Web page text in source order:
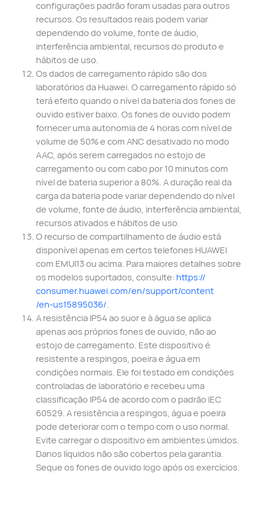
configurações padrão foram usadas para outros
recursos. Os resultados reais podem variar
dependendo do volume, fonte de áudio,
interferência ambiental, recursos do produto e
hábitos de uso.
Os dados de carregamento rápido são dos
laboratórios da Huawei. O carregamento rápido só
terá efeito quando o nível da bateria dos fones de
ouvido estiver baixo. Os fones de ouvido podem
fornecer uma autonomia de 4 horas com nível de
volume de 50% e com ANC desativado no modo
AAC, após serem carregados no estojo de
carregamento ou com cabo por 10 minutos com
nível de bateria superior a 80%. A duração real da
carga da bateria pode variar dependendo do nível
de volume, fonte de áudio, interferência ambiental,
recursos ativados e hábitos de uso.
O recurso de compartilhamento de áudio está
disponível apenas em certos telefones HUAWEI
com EMUI13 ou acima. Para maiores detalhes sobre
os modelos suportados, consulte: https://
consumer.huawei.com/en/support/content
/en-us15895036/.
A resistência IP54 ao suor e à água se aplica
apenas aos próprios fones de ouvido, não ao
estojo de carregamento. Este dispositivo é
resistente a respingos, poeira e água em
condições normais. Ele foi testado em condições
controladas de laboratório e recebeu uma
classificação IP54 de acordo com o padrão IEC
60529. A resistência a respingos, água e poeira
pode deteriorar com o tempo com o uso normal.
Evite carregar o dispositivo em ambientes úmidos.
Danos líquidos não são cobertos pela garantia.
Seque os fones de ouvido logo após os exercícios.